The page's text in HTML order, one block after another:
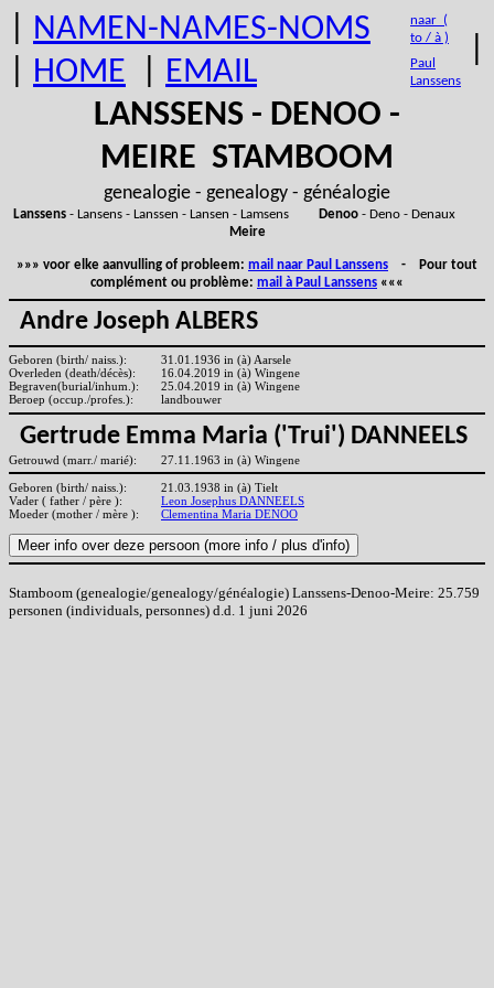
NAMEN-NAMES-NOMS
HOME EMAIL
naar (
to / à )
Paul
Lanssens
LANSSENS - DENOO -
MEIRE STAMBOOM
genealogie - genealogy - généalogie
Lanssens- Lansens - Lanssen - Lansen - Lamsens Denoo- Deno - Denaux
Meire
»»» voor elke aanvulling of probleem: mail naar Paul Lanssens - Pour tout
complément ou problème: mail à Paul Lanssens «««
Andre Joseph ALBERS
Geboren (birth/ naiss.):
31.01.1936 in (à) Aarsele
Overleden (death/décès):
16.04.2019 in (à) Wingene
Begraven(burial/inhum.):
25.04.2019 in (à) Wingene
Beroep (occup./profes.):
landbouwer
Gertrude Emma Maria ('Trui') DANNEELS
Getrouwd (marr./ marié): 27.11.1963 in (à) Wingene
Geboren (birth/ naiss.):
21.03.1938 in (à) Tielt
Vader ( father / père ):
Leon Josephus DANNEELS
Moeder (mother / mère ):
Clementina Maria DENOO
Stamboom (genealogie/genealogy/généalogie) Lanssens-Denoo-Meire: 25.759
personen (individuals, personnes) d.d. 1 juni 2026